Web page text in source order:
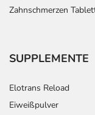
Zahnschmerzen
SUPPLEMENTE
Elotrans Reload
Eiweißpulver